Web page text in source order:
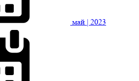
май | 2023